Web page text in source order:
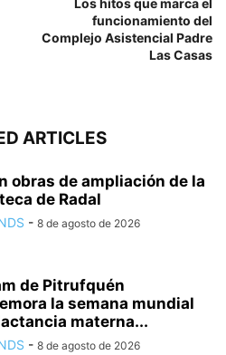
funcionamiento del
Complejo Asistencial Padre
Las Casas
ARTICLES
obras de ampliación de la
de Radal
- 8 de agosto de 2026
de Pitrufquén
la semana mundial
materna...
- 8 de agosto de 2026